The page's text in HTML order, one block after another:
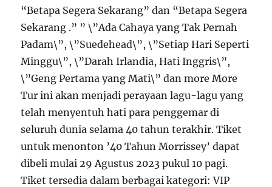
“Betapa Segera Sekarang” dan “Betapa Segera
Sekarang .” ” \”Ada Cahaya yang Tak Pernah
Padam\”, \”Suedehead\”, \”Setiap Hari Seperti
Minggu\”, \”Darah Irlandia, Hati Inggris\”,
\”Geng Pertama yang Mati\” dan more More
Tur ini akan menjadi perayaan lagu-lagu yang
telah menyentuh hati para penggemar di
seluruh dunia selama 40 tahun terakhir. Tiket
untuk menonton ’40 Tahun Morrissey’ dapat
dibeli mulai 29 Agustus 2023 pukul 10 pagi.
Tiket tersedia dalam berbagai kategori: VIP